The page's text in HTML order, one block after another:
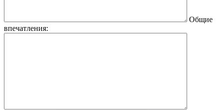
Общие
впечатления: